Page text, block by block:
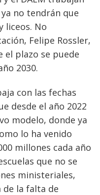
no tendrán que
liceos. No
Felipe Rossler,
el plazo se puede
2030.
con las fechas
desde el año 2022
modelo, donde ya
lo ha venido
millones cada año
que no se
ministeriales,
de la falta de